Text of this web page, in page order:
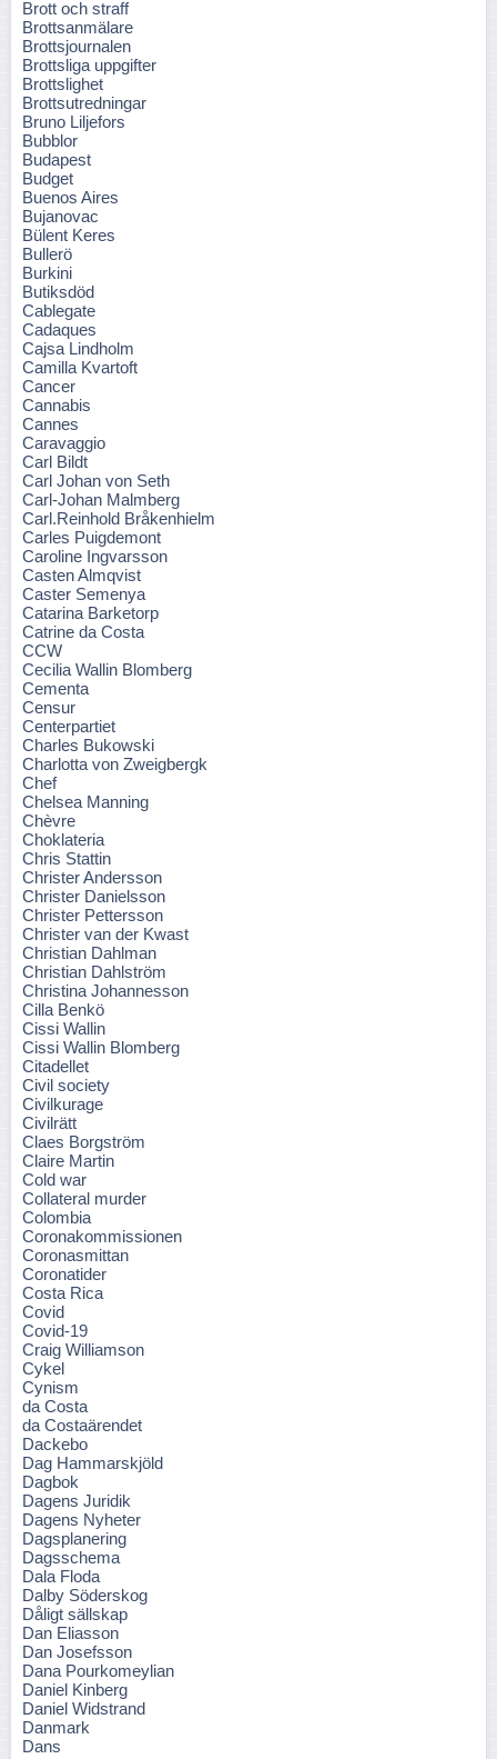
Brott och straff
Brottsanmälare
Brottsjournalen
Brottsliga uppgifter
Brottslighet
Brottsutredningar
Bruno Liljefors
Bubblor
Budapest
Budget
Buenos Aires
Bujanovac
Bülent Keres
Bullerö
Burkini
Butiksdöd
Cablegate
Cadaques
Cajsa Lindholm
Camilla Kvartoft
Cancer
Cannabis
Cannes
Caravaggio
Carl Bildt
Carl Johan von Seth
Carl-Johan Malmberg
Carl.Reinhold Bråkenhielm
Carles Puigdemont
Caroline Ingvarsson
Casten Almqvist
Caster Semenya
Catarina Barketorp
Catrine da Costa
CCW
Cecilia Wallin Blomberg
Cementa
Censur
Centerpartiet
Charles Bukowski
Charlotta von Zweigbergk
Chef
Chelsea Manning
Chèvre
Choklateria
Chris Stattin
Christer Andersson
Christer Danielsson
Christer Pettersson
Christer van der Kwast
Christian Dahlman
Christian Dahlström
Christina Johannesson
Cilla Benkö
Cissi Wallin
Cissi Wallin Blomberg
Citadellet
Civil society
Civilkurage
Civilrätt
Claes Borgström
Claire Martin
Cold war
Collateral murder
Colombia
Coronakommissionen
Coronasmittan
Coronatider
Costa Rica
Covid
Covid-19
Craig Williamson
Cykel
Cynism
da Costa
da Costaärendet
Dackebo
Dag Hammarskjöld
Dagbok
Dagens Juridik
Dagens Nyheter
Dagsplanering
Dagsschema
Dala Floda
Dalby Söderskog
Dåligt sällskap
Dan Eliasson
Dan Josefsson
Dana Pourkomeylian
Daniel Kinberg
Daniel Widstrand
Danmark
Dans